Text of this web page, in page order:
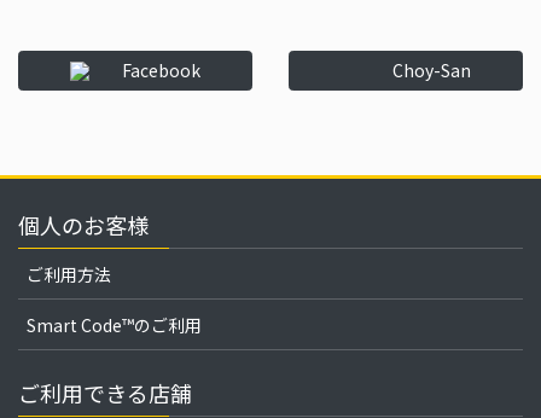
Facebook Choy-San
個人のお客様
ご利用方法
Smart Code™のご利用
ご利用できる店舗